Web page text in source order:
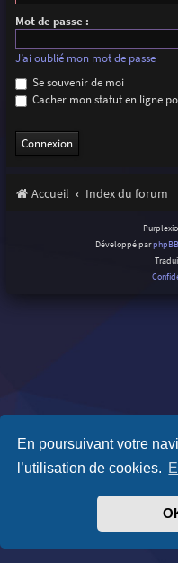
En poursuivant votre
l’utilisation de cookies.
Mot de passe :
J’ai oublié mon mot de passe
Se souvenir de moi
Cacher mon statut en ligne
Accueil Index du forum
Développé parphpBB